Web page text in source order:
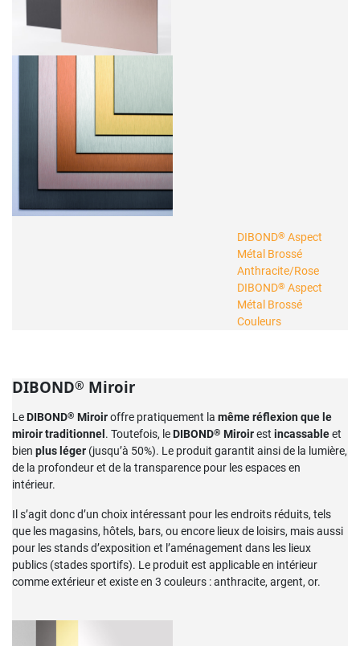
DIBOND® Aspect
Métal Brossé
Anthracite/Rose
DIBOND® Aspect
Métal Brossé
Couleurs
DIBOND® Miroir
LeDIBOND® Miroiroffre pratiquement la même réflexion que le
miroir traditionnel . Toutefois, leDIBOND® Miroirest incassableet
bien plus léger (jusqu’à 50%). Le produit garantit ainsi de la lumière,
de la profondeur et de la transparence pour les espaces en
intérieur.
Il s’agit donc d’un choix intéressant pour les endroits réduits, tels
que les magasins, hôtels, bars, ou encore lieux de loisirs, mais aussi
pour les stands d’exposition et l’aménagement dans les lieux
publics (stades sportifs). Le produit est applicable en intérieur
comme extérieur et existe en 3 couleurs : anthracite, argent, or.